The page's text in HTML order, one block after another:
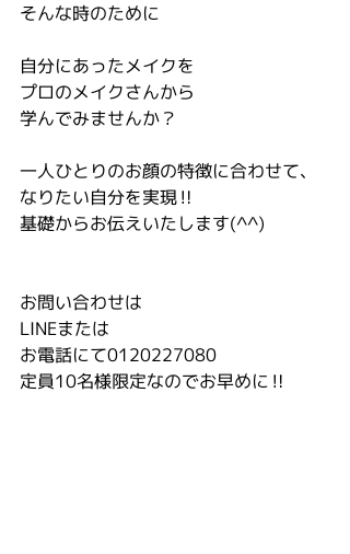
そんな時のために
自分にあったメイクを
プロのメイクさんから
学んでみませんか？
一人ひとりのお顔の特徴に合わせて、
なりたい自分を実現‼️
基礎からお伝えいたします(^^)
お問い合わせは
LINEまたは
お電話にて0120227080
定員10名様限定なのでお早めに‼️